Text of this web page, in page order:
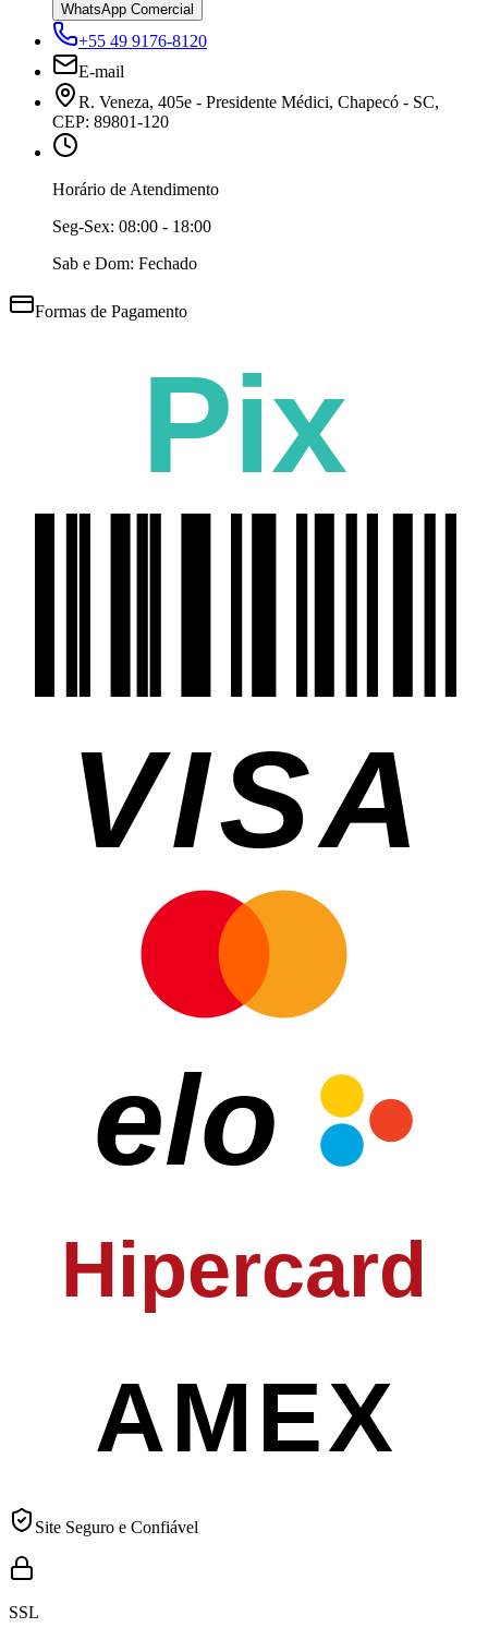
WhatsApp Comercial
+55 49 9176-8120
E-mail
R. Veneza, 405e - Presidente Médici, Chapecó - SC,
CEP: 89801-120
Horário de Atendimento
Seg-Sex: 08:00 - 18:00
Sab e Dom: Fechado
Formas de Pagamento
Pix
VISA
elo
Hipercard
AMEX
Site Seguro e Confiável
SSL